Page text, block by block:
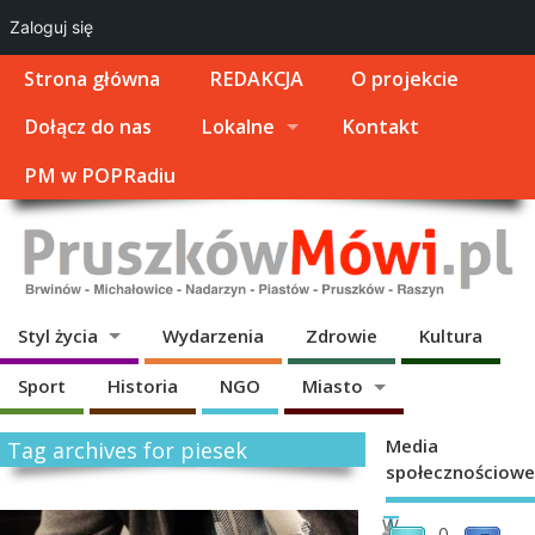
Strona główna REDAKCJA
O projekcie
Dołącz do nas
Lokalne
Kontakt
PM w POPRadiu
Styl życia Wydarzenia Zdrowie Kultura
Sport Historia NGO Miasto
Tag archives for piesek
T
W
Media
społecznościowe
Zaloguj się